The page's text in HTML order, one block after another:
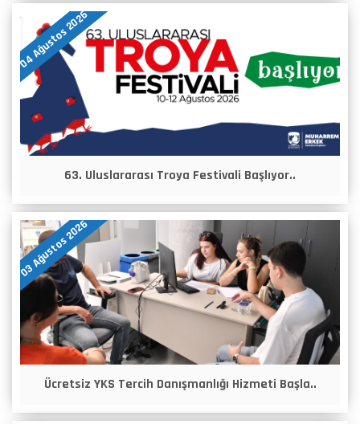
04 Ağustos 2026
63. Uluslararası Troya Festivali Başlıyor..
03 Ağustos 2026
Ücretsiz YKS Tercih Danışmanlığı Hizmeti Başla..